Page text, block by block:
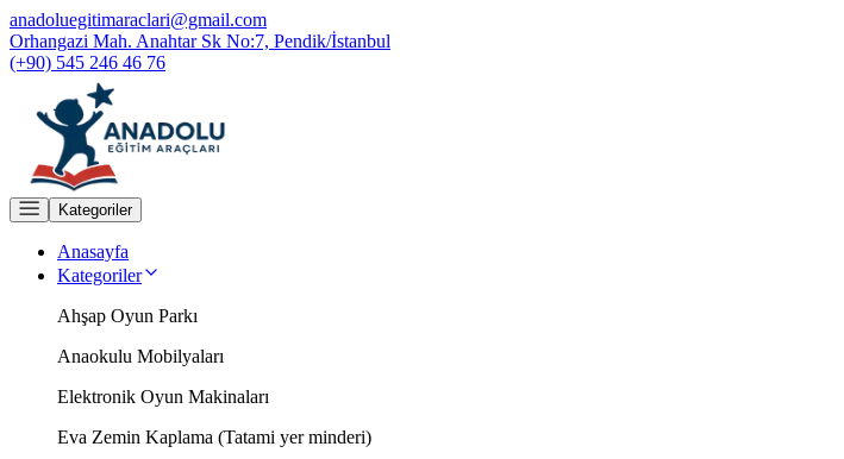
anadoluegitimaraclari@gmail.com
Orhangazi Mah. Anahtar Sk No:7, Pendik/İstanbul
(+90) 545 246 46 76
Kategoriler
Anasayfa
Kategoriler
Ahşap Oyun Parkı
Anaokulu Mobilyaları
Elektronik Oyun Makinaları
Eva Zemin Kaplama (Tatami yer minderi)